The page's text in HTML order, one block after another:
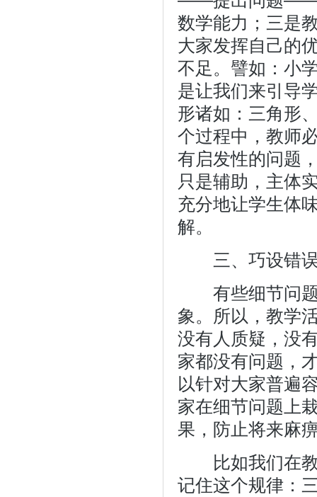
数学能力；三是
大家发挥自己的
不足。譬如：小
是让我们来引导
形诸如：三角形
个过程中，教师
有启发性的问题
只是辅助，主体
充分地让学生体
解。
三、巧设错误
有些细节问题
象。所以，教学
没有人质疑，没
家都没有问题，
以针对大家普遍
家在细节问题上
果，防止将来麻
比如我们在教
记住这个规律：